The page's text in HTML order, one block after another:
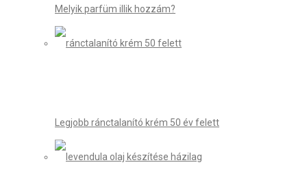
Melyik parfüm illik hozzám?
Legjobb ránctalanító krém 50 év felett